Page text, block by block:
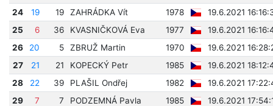
24
19 19 ZAHRÁDKA Vít 1978
19.6.2021
25
6 36 KVASNIČKOVÁ Eva 1977
19.6.2021
26
20 5 ZBRUŽ Martin 1970
19.6.2021
27
21 21 KOPECKÝ Petr 1985
19.6.2021
28
22 39 PLAŠIL Ondřej 1982
19.6.2021
29
7 7 PODZEMNÁ Pavla 1985
19.6.2021